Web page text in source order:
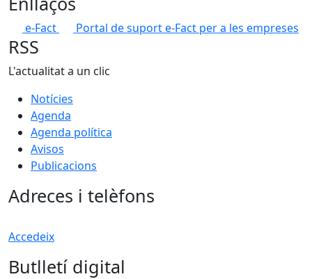
e-Fact Portal de suport e-Fact per a les empreses
RSS
L'actualitat a un clic
Notícies
Agenda
Agenda política
Avisos
Publicacions
Adreces i telèfons
Accedeix
Butlletí digital